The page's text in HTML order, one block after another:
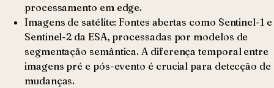
processamento em edge.
Imagens de satélite: Fontes abertas como Sentinel-1 e
Sentinel-2 da ESA, processadas por modelos de
segmentação semântica. A diferença temporal entre
imagens pré e pós-evento é crucial para detecção de
mudanças.